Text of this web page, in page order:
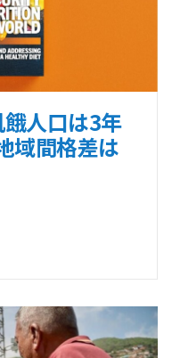
人口は3年
域間格差は